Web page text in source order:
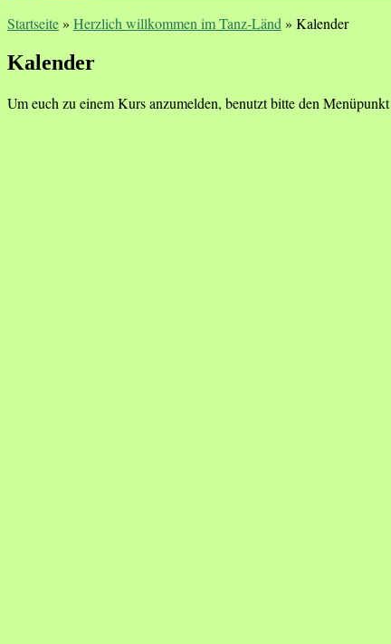
Startseite» Herzlich willkommen im Tanz-Länd » Kalender
Kalender
Um euch zu einem Kurs anzumelden, benutzt bitte den Menüpunkt